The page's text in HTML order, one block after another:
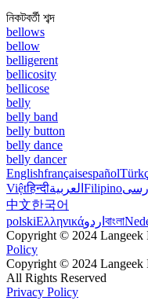
নিকটবর্তী শব্দ
bellows
bellow
belligerent
bellicosity
bellicose
belly
belly band
belly button
belly dance
belly dancer
Englishfrançaisespañol
Việtहिन्दीالعربية Filipino
中文한국어
polskiΕλληνικάاردو বাংলা
Copyright © 2024 Langeek
Policy
Copyright © 2024 Langeek
All Rights Reserved
Privacy Policy